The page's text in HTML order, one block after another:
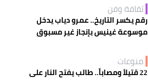
ثقافة وفن
رقم يكسر التاريخ.. عمرو دياب يدخل
موسوعة غينيس بإنجاز غير مسبوق
منوعات
22 قتيلاً ومصاباً.. طالب يفتح النار على